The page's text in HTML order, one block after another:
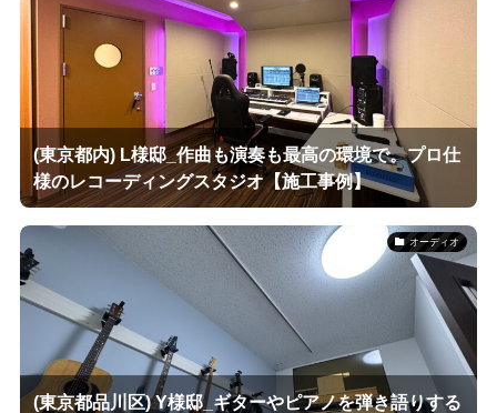
(東京都内) L様邸_作曲も演奏も最高の環境で。プロ仕
様のレコーディングスタジオ【施工事例】
オーディオ
(東京都品川区) Y様邸_ギターやピアノを弾き語りする